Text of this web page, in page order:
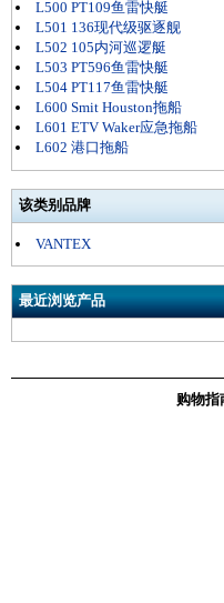
L500 PT109鱼雷快艇
L501 136现代级驱逐舰
L502 105内河巡逻艇
L503 PT596鱼雷快艇
L504 PT117鱼雷快艇
L600 Smit Houston拖船
L601 ETV Waker应急拖船
L602 港口拖船
该类别品牌
VANTEX
最近浏览产品
购物指